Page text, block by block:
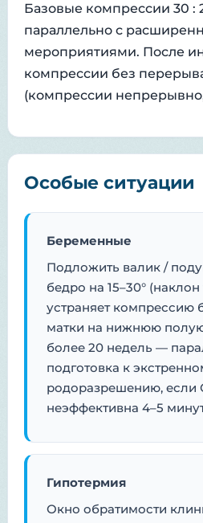
Базовые компрессии 30 :
параллельно с
мероприятиями. После
компрессии без
(компрессии
Особые ситуации
Беременные
Подложить валик /
бедро на 15–30°
устраняет компрессию
матки на нижнюю
более 20 недель —
подготовка к
родоразрешению, если
неэффективна 4–5
Гипотермия
Окно обратимости